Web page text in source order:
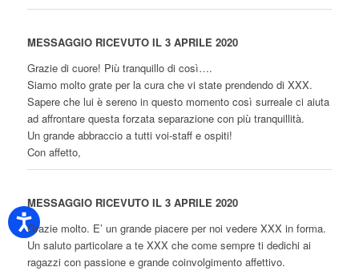
MESSAGGIO RICEVUTO IL 3 APRILE 2020
Grazie di cuore! Più tranquillo di così….
Siamo molto grate per la cura che vi state prendendo di XXX.
Sapere che lui è sereno in questo momento così surreale ci aiuta
ad affrontare questa forzata separazione con più tranquillità.
Un grande abbraccio a tutti voi-staff e ospiti!
Con affetto,
MESSAGGIO RICEVUTO IL 3 APRILE 2020
Grazie molto. E’ un grande piacere per noi vedere XXX in forma.
Un saluto particolare a te XXX che come sempre ti dedichi ai
ragazzi con passione e grande coinvolgimento affettivo.